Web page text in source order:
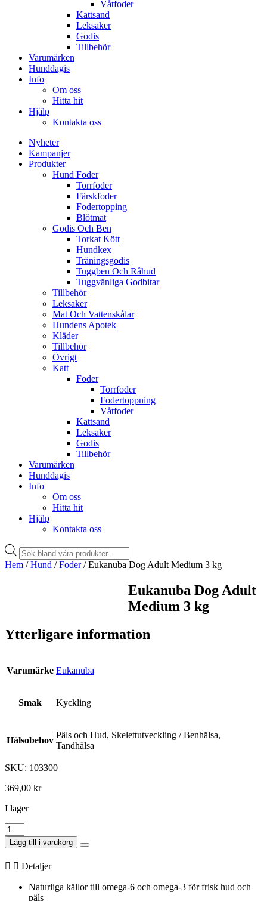
Våtfoder
Kattsand
Leksaker
Godis
Tillbehör
Varumärken
Hunddagis
Info
Om oss
Hitta hit
Hjälp
Kontakta oss
Nyheter
Kampanjer
Produkter
Hund Foder
Torrfoder
Färskfoder
Fodertopping
Blötmat
Godis Och Ben
Torkat Kött
Hundkex
Träningsgodis
Tuggben Och Råhud
Tuggvänliga Godbitar
Tillbehör
Leksaker
Mat Och Vattenskålar
Hundens Apotek
Kläder
Tillbehör
Övrigt
Katt
Foder
Torrfoder
Fodertoppning
Våtfoder
Kattsand
Leksaker
Godis
Tillbehör
Varumärken
Hunddagis
Info
Om oss
Hitta hit
Hjälp
Kontakta oss
Products
search
Hem /Hund /Foder/ Eukanuba Dog Adult Medium 3 kg
Eukanuba Dog Adult
Medium 3 kg
Ytterligare information
Varumärke Eukanuba
Smak Kyckling
Hälsobehov
Päls och Hud, Skelettutveckling / Benhälsa,
Tandhälsa
SKU: 103300
369,00 kr
I lager
Eukanuba
Dog
Adult
Medium
3
mängd
Lägg till i varukorg
Detaljer
Naturliga källor till omega-6 och omega-3 för frisk hud och
päls